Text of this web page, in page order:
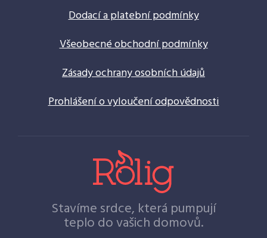
Dodací a platební podmínky
Všeobecné obchodní podmínky
Zásady ochrany osobních údajů
Prohlášení o vyloučení odpovědnosti
Stavíme srdce, která pumpují
teplo do vašich domovů.